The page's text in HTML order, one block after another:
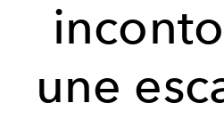
une